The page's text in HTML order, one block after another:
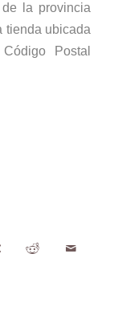
la provincia
tienda ubicada
Postal